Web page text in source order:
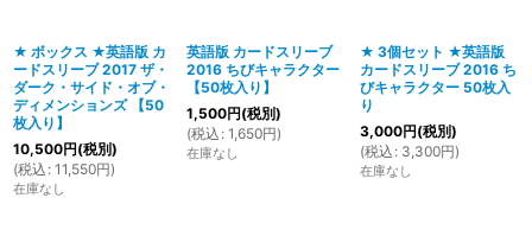
★ ボックス ★英語版 カ
ードスリーブ 2017 ザ・
ダーク・サイド・オブ・
ディメンションズ 【50
枚入り】
10,500円(税別)
(税込 : 11,550円)
在庫なし
英語版 カードスリーブ
2016 ちびキャラクター
【50枚入り】
1,500円(税別)
(税込 : 1,650円)
在庫なし
★ 3個セット ★英語版
カードスリーブ 2016 ち
びキャラクター 50枚入
り
3,000円(税別)
(税込 : 3,300円)
在庫なし